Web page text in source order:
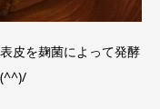
皮を麹菌によって発酵